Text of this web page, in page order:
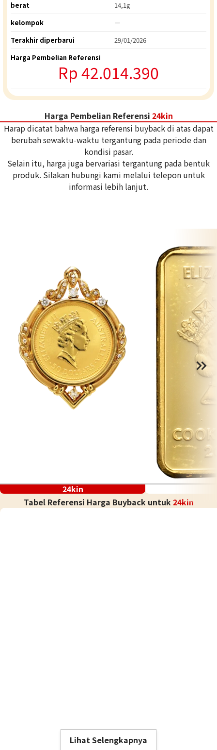
berat
14,1g
kelompok
ー
Terakhir diperbarui
29/01/2026
Harga Pembelian Referensi
Rp 42.014.390
Harga Pembelian Referensi 24kin
Harap dicatat bahwa harga referensi buyback di atas dapat
berubah sewaktu-waktu tergantung pada periode dan
kondisi pasar.
Selain itu, harga juga bervariasi tergantung pada bentuk
produk. Silakan hubungi kami melalui telepon untuk
informasi lebih lanjut.
24kin
Tabel Referensi Harga Buyback untuk24kin
Lihat Selengkapnya